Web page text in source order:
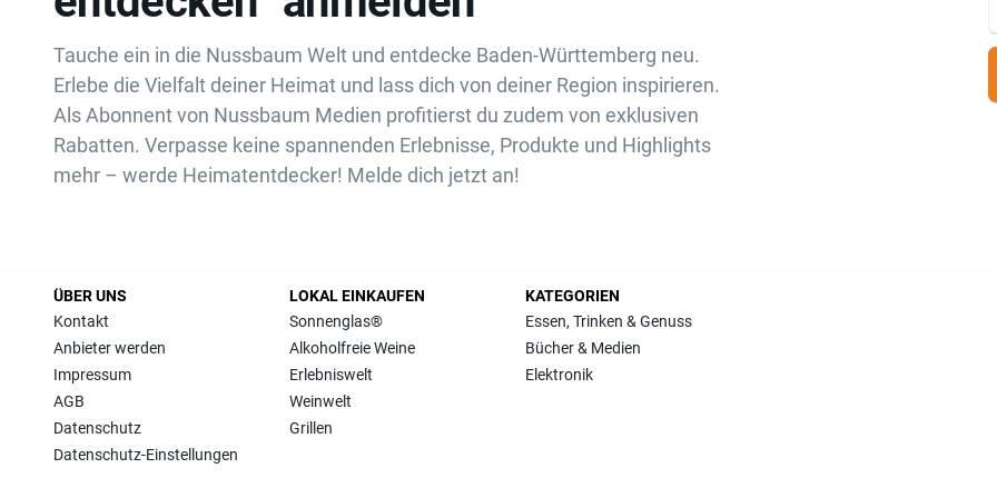
Tauche ein in die Nussbaum Welt und entdecke Baden-Württemberg neu.
Erlebe die Vielfalt deiner Heimat und lass dich von deiner Region inspirieren.
Als Abonnent von Nussbaum Medien profitierst du zudem von exklusiven
Rabatten. Verpasse keine spannenden Erlebnisse, Produkte und Highlights
mehr – werde Heimatentdecker! Melde dich jetzt an!
ÜBER UNS
Kontakt
Anbieter werden
Impressum
AGB
Datenschutz
Datenschutz-Einstellungen
LOKAL EINKAUFEN
Sonnenglas®
Alkoholfreie Weine
Erlebniswelt
Weinwelt
Grillen
KATEGORIEN
Essen, Trinken & Genuss
Bücher & Medien
Elektronik